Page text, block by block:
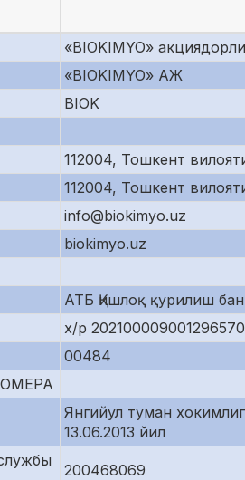
«BIOKIMYO»
«BIOKIMYO» АЖ
BIOK
112004, Тошкент
112004, Тошкент
info@biokimyo.uz
biokimyo.uz
АТБ Қишлоқ қурилиш
х/р
00484
Янгийул туман
13.06.2013 йил
200468069